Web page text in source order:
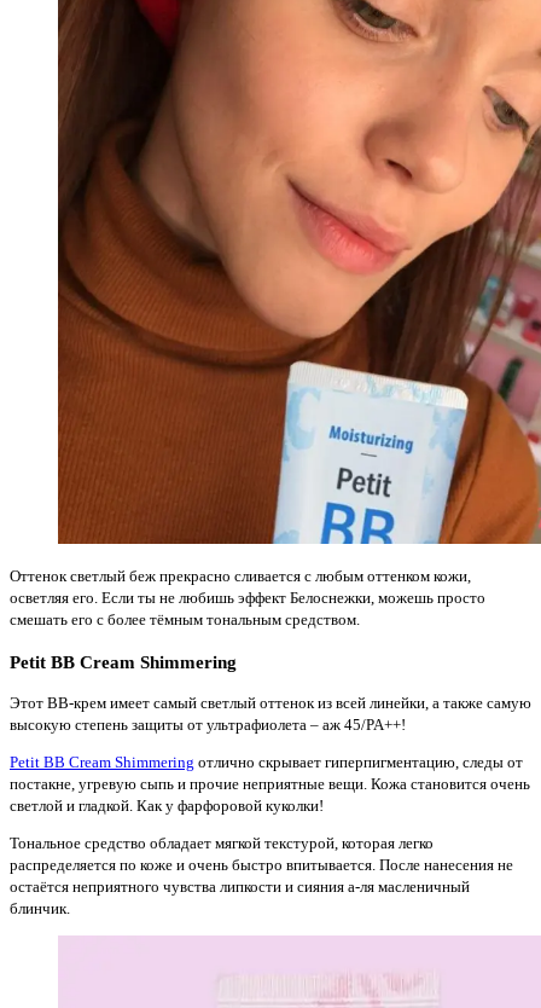
Оттенок светлый беж прекрасно сливается с любым оттенком кожи,
осветляя его. Если ты не любишь эффект Белоснежки, можешь просто
смешать его с более тёмным тональным средством.
Petit BB Cream Shimmering
Этот ВВ-крем имеет самый светлый оттенок из всей линейки, а также самую
высокую степень защиты от ультрафиолета – аж 45/PA++!
Petit BB Cream Shimmering отлично скрывает гиперпигментацию, следы от
постакне, угревую сыпь и прочие неприятные вещи. Кожа становится очень
светлой и гладкой. Как у фарфоровой куколки!
Тональное средство обладает мягкой текстурой, которая легко
распределяется по коже и очень быстро впитывается. После нанесения не
остаётся неприятного чувства липкости и сияния а-ля масленичный
блинчик.